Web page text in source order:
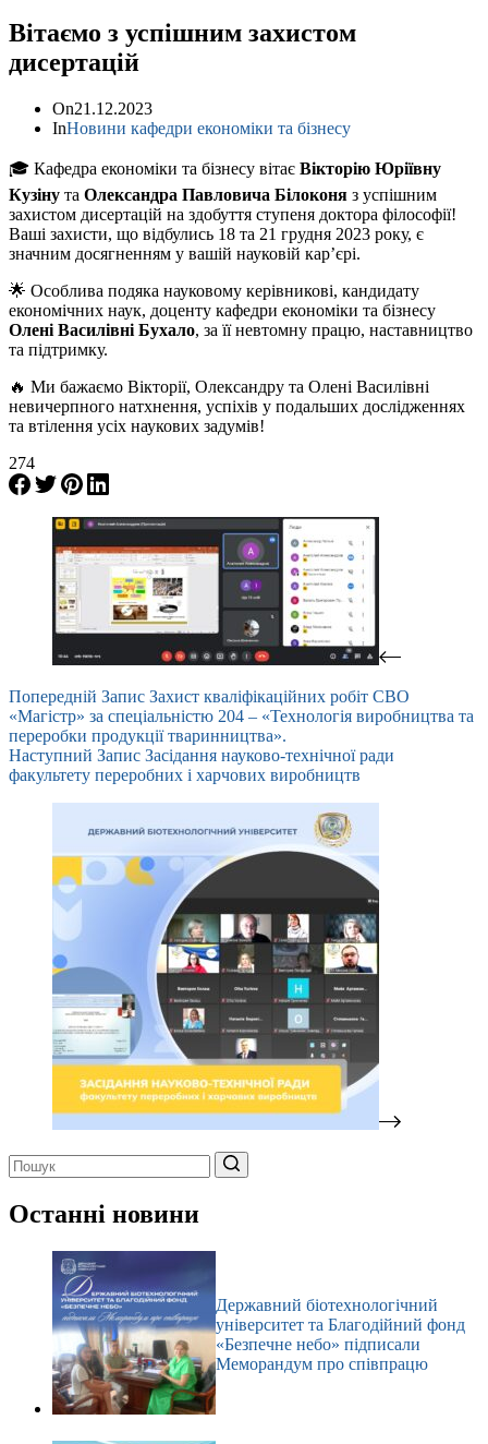
Вітаємо з успішним захистом
дисертацій
On21.12.2023
InНовини кафедри економіки та бізнесу
🎓 Кафедра економіки та бізнесу вітає Вікторію Юріївну
Кузіну та Олександра Павловича Білоконя з успішним
захистом дисертацій на здобуття ступеня доктора філософії!
Ваші захисти, що відбулись 18 та 21 грудня 2023 року, є
значним досягненням у вашій науковій кар’єрі.
🌟 Особлива подяка науковому керівникові, кандидату
економічних наук, доценту кафедри економіки та бізнесу
Олені Василівні Бухало, за її невтомну працю, наставництво
та підтримку.
🔥 Ми бажаємо Вікторії, Олександру та Олені Василівні
невичерпного натхнення, успіхів у подальших дослідженнях
та втілення усіх наукових задумів!
274
Попередній Запис Захист кваліфікаційних робіт СВО
«Магістр» за спеціальністю 204 – «Технологія виробництва та
переробки продукції тваринництва».
Наступний Запис Засідання науково-технічної ради
факультету переробних і харчових виробництв
результатів
Останні новини
Державний біотехнологічний
університет та Благодійний фонд
«Безпечне небо» підписали
Меморандум про співпрацю